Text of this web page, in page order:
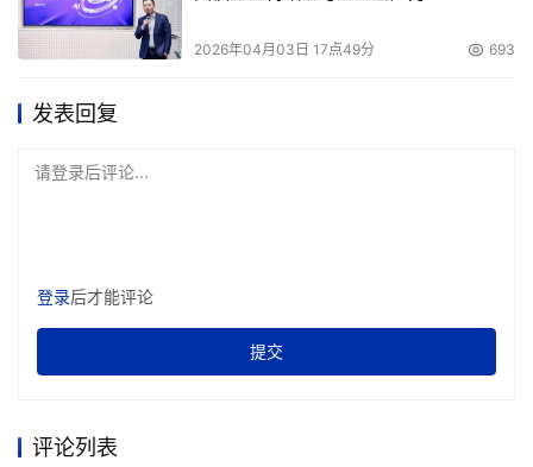
2026年04月03日 17点49分 693
发表回复
请登录后评论...
登录后才能评论
提交
评论列表